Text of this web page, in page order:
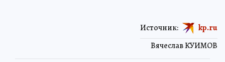
Вячеслав КУИМОВ
Источник: kp.ru